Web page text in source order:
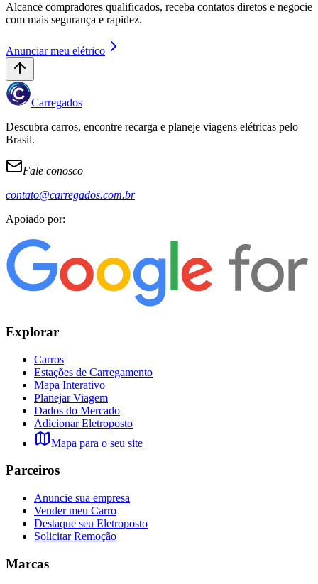
Alcance compradores qualificados, receba contatos diretos e negocie
com mais segurança e rapidez.
Anunciar meu elétrico
Carregados
Descubra carros, encontre recarga e planeje viagens elétricas pelo
Brasil.
Fale conosco
contato@carregados.com.br
Apoiado por:
Explorar
Carros
Estações de Carregamento
Mapa Interativo
Planejar Viagem
Dados do Mercado
Adicionar Eletroposto
Mapa para o seu site
Parceiros
Anuncie sua empresa
Vender meu Carro
Destaque seu Eletroposto
Solicitar Remoção
Marcas